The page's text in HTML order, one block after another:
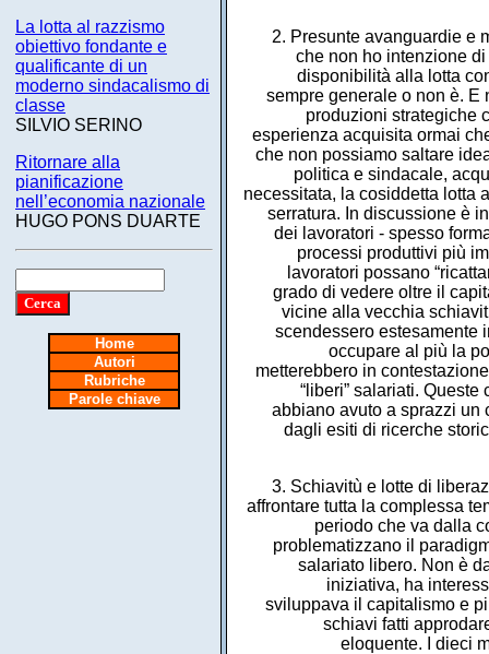
La lotta al razzismo
obiettivo fondante e
qualificante di un
moderno sindacalismo di
classe
SILVIO SERINO
Ritornare alla
pianificazione
nell’economia nazionale
HUGO PONS DUARTE
Home
Autori
Rubriche
Parole chiave
2. Presunte avanguardie e
che non ho intenzione
disponibilità alla lotta
sempre generale o non è. E
produzioni strategiche
esperienza acquisita ormai
che non possiamo saltare
politica e sindacale,
necessitata, la cosiddetta lotta
serratura. In discussione è
dei lavoratori - spesso
processi produttivi più
lavoratori possano
grado di vedere oltre il
vicine alla vecchia
scendessero estesamente
occupare al più la
metterebbero in
“liberi” salariati.
abbiano avuto a sprazzi un
dagli esiti di ricerche
3. Schiavitù e lotte di
affrontare tutta la complessa
periodo che va dalla
problematizzano il
salariato libero. Non è
iniziativa, ha
sviluppava il capitalismo e
schiavi fatti
eloquente. I dieci